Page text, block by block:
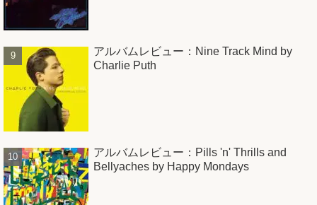
アルバムレビュー：Nine Track Mind by
Charlie Puth
アルバムレビュー：Pills 'n' Thrills and
Bellyaches by Happy Mondays